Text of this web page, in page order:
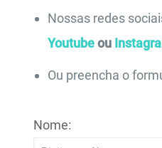
Nossas redes
Youtubeou
Ou preencha o
Nome: